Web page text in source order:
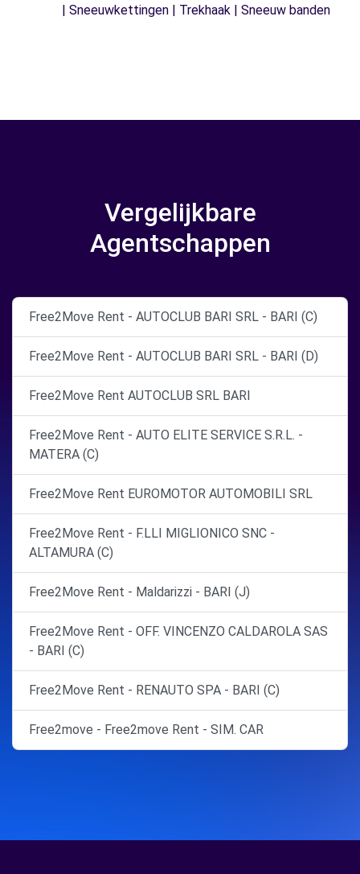
| Sneeuwkettingen | Trekhaak | Sneeuw banden
Vergelijkbare
Agentschappen
Free2Move Rent - AUTOCLUB BARI SRL - BARI (C)
Free2Move Rent - AUTOCLUB BARI SRL - BARI (D)
Free2Move Rent AUTOCLUB SRL BARI
Free2Move Rent - AUTO ELITE SERVICE S.R.L. -
MATERA (C)
Free2Move Rent EUROMOTOR AUTOMOBILI SRL
Free2Move Rent - F.LLI MIGLIONICO SNC -
ALTAMURA (C)
Free2Move Rent - Maldarizzi - BARI (J)
Free2Move Rent - OFF. VINCENZO CALDAROLA SAS
- BARI (C)
Free2Move Rent - RENAUTO SPA - BARI (C)
Free2move - Free2move Rent - SIM. CAR